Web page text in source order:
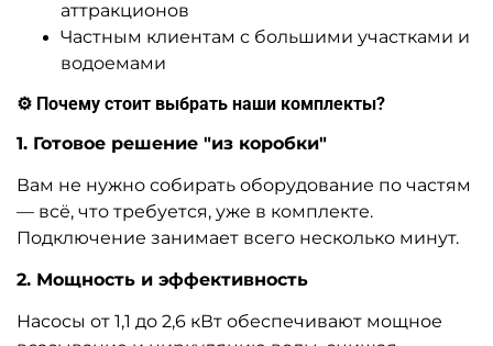
аттракционов
Частным клиентам с большими участками и
водоемами
⚙️ Почему стоит выбрать наши комплекты?
1. Готовое решение "из коробки"
Вам не нужно собирать оборудование по частям
— всё, что требуется, уже в комплекте.
Подключение занимает всего несколько минут.
2. Мощность и эффективность
Насосы от 1,1 до 2,6 кВт обеспечивают мощное